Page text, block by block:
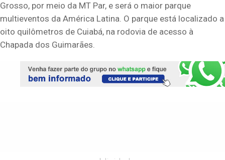
Grosso, por meio da MT Par, e será o maior parque
multieventos da América Latina. O parque está localizado a
oito quilômetros de Cuiabá, na rodovia de acesso à
Chapada dos Guimarães.